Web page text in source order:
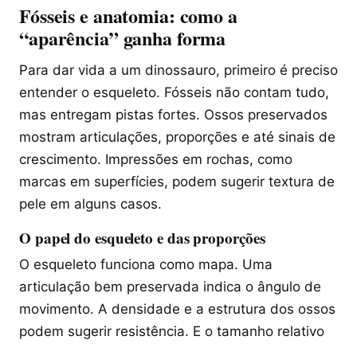
Fósseis e anatomia: como a
“aparência” ganha forma
Para dar vida a um dinossauro, primeiro é preciso
entender o esqueleto. Fósseis não contam tudo,
mas entregam pistas fortes. Ossos preservados
mostram articulações, proporções e até sinais de
crescimento. Impressões em rochas, como
marcas em superfícies, podem sugerir textura de
pele em alguns casos.
O papel do esqueleto e das proporções
O esqueleto funciona como mapa. Uma
articulação bem preservada indica o ângulo de
movimento. A densidade e a estrutura dos ossos
podem sugerir resistência. E o tamanho relativo